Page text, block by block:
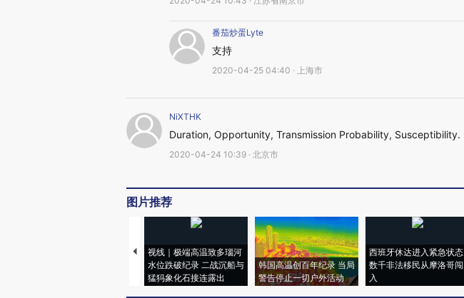
番茄炒蛋Lyte
支持
2020-04-25 04:40 · 上海市
NiXTHK
Duration, Opportunity, Transmission Probability, Susceptibility.
2020-04-24 10:39 · 北京市
图片推荐
视线｜极端高温致多瑙河
水位跌破纪录 二战沉船与
猛犸象化石接连露出
韩国高温创百年纪录 当局
警告停止一切户外活动
西班牙休达进入紧急状态
数千非法移民从摩洛哥闯
入